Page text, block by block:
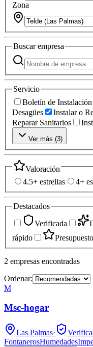
Zona
Buscarempresa
Servicio
Boletín de
Desagües
Instalar o
Reparar Sanitarios
Ver más (3)
Valoración
4.5+ estrellas
4+
Destacados
Verificada
rápido
2 empresas encontradas
Ordenar:
M
Msc-hogar
Las Palmas·
FontanerosHumedades